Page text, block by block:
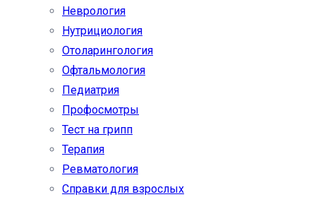
Неврология
Нутрициология
Отоларингология
Офтальмология
Педиатрия
Профосмотры
Тест на грипп
Терапия
Ревматология
Справки для взрослых